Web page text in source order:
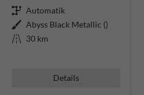
Getriebe Automatik
Außenfarbe Abyss Black Metallic ()
Kilometerstand 30 km
Details